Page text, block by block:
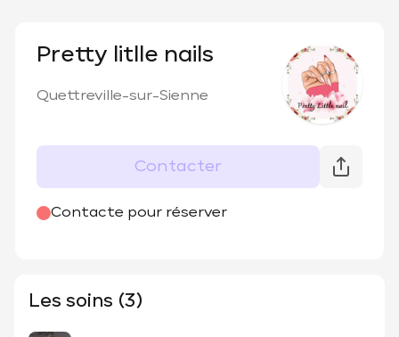
Pretty litlle nails
Quettreville-sur-Sienne
Contacter
Contacte pour réserver
Les soins (3)